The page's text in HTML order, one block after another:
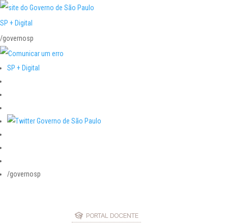
SP + Digital
/governosp
SP + Digital
/governosp
PORTAL DOCENTE